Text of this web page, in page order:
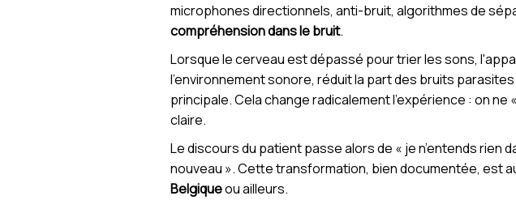
microphones directionnels, anti-bruit, algorithmes de
compréhension dans le bruit.
Lorsque le cerveau est dépassé pour trier les sons,
l’environnement sonore, réduit la part des bruits
principale. Cela change radicalement l’expérience : on
claire.
Le discours du patient passe alors de « je n’entends rien
nouveau ». Cette transformation, bien documentée, est
Belgiqueou ailleurs.